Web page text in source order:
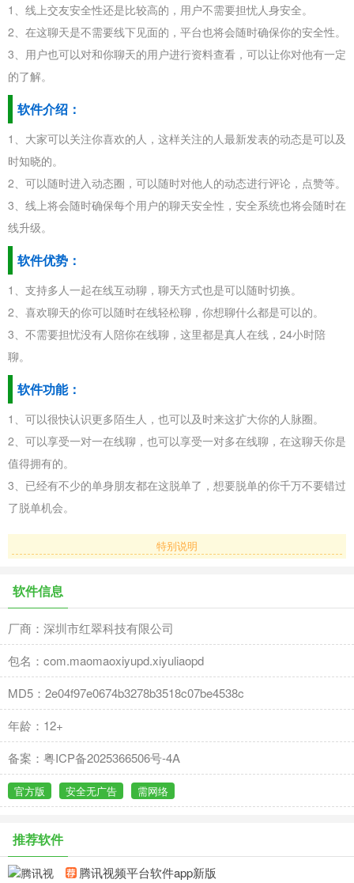
1、线上交友安全性还是比较高的，用户不需要担忧人身安全。
2、在这聊天是不需要线下见面的，平台也将会随时确保你的安全性。
3、用户也可以对和你聊天的用户进行资料查看，可以让你对他有一定
的了解。
软件介绍：
1、大家可以关注你喜欢的人，这样关注的人最新发表的动态是可以及
时知晓的。
2、可以随时进入动态圈，可以随时对他人的动态进行评论，点赞等。
3、线上将会随时确保每个用户的聊天安全性，安全系统也将会随时在
线升级。
软件优势：
1、支持多人一起在线互动聊，聊天方式也是可以随时切换。
2、喜欢聊天的你可以随时在线轻松聊，你想聊什么都是可以的。
3、不需要担忧没有人陪你在线聊，这里都是真人在线，24小时陪
聊。
软件功能：
1、可以很快认识更多陌生人，也可以及时来这扩大你的人脉圈。
2、可以享受一对一在线聊，也可以享受一对多在线聊，在这聊天你是
值得拥有的。
3、已经有不少的单身朋友都在这脱单了，想要脱单的你千万不要错过
了脱单机会。
特别说明
软件信息
厂商：深圳市红翠科技有限公司
包名：com.maomaoxiyupd.xiyuliaopd
MD5：2e04f97e0674b3278b3518c07be4538c
年龄：12+
备案：粤ICP备2025366506号-4A
官方版 安全无广告 需网络
推荐软件
腾讯视频平台软件app新版